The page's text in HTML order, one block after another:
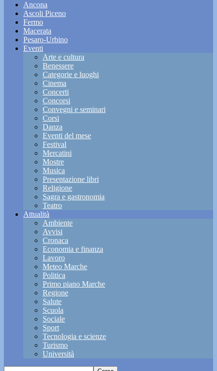
Ancona
Ascoli Piceno
Fermo
Macerata
Pesaro-Urbino
Eventi
Arte e cultura
Benessere
Categorie e luoghi
Cinema
Concerti
Concorsi
Convegni e seminari
Corsi
Danza
Eventi del mese
Festival
Mercatini
Mostre
Musica
Presentazione libri
Religione
Sagra e gastronomia
Teatro
Attualità
Ambiente
Avvisi
Cronaca
Economia e finanza
Lavoro
Meteo Marche
Politica
Primo piano Marche
Regione
Salute
Scuola
Sociale
Sport
Tecnologia e scienze
Turismo
Università